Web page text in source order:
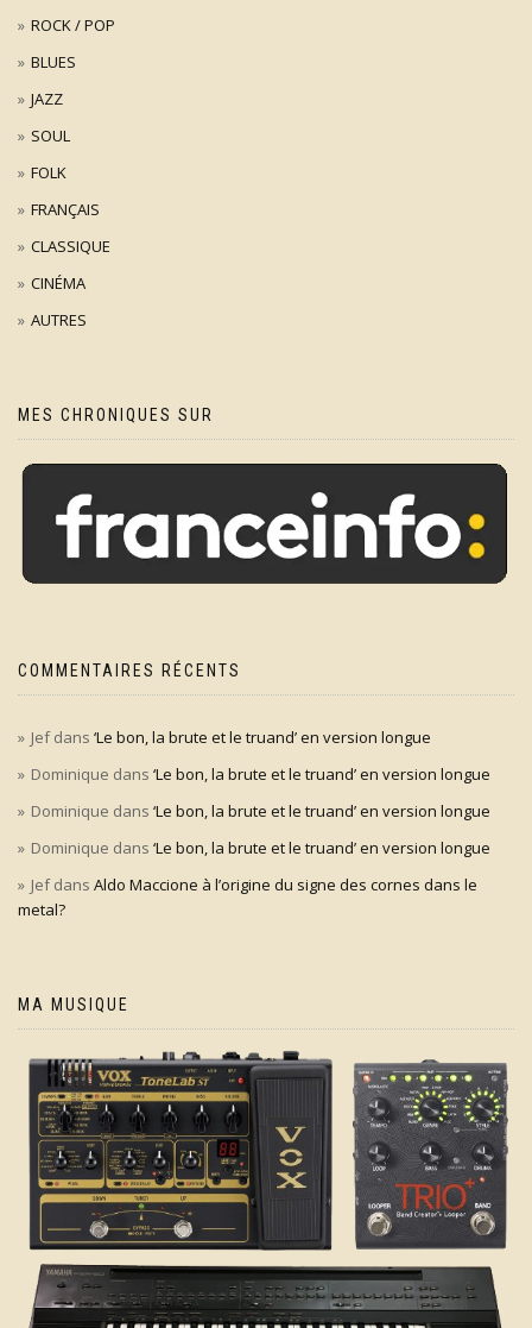
ROCK / POP
BLUES
JAZZ
SOUL
FOLK
FRANÇAIS
CLASSIQUE
CINÉMA
AUTRES
MES CHRONIQUES SUR
COMMENTAIRES RÉCENTS
Jefdans ‘Le bon, la brute et le truand’ en version longue
Dominique dans ‘Le bon, la brute et le truand’ en version longue
Dominique dans ‘Le bon, la brute et le truand’ en version longue
Dominique dans ‘Le bon, la brute et le truand’ en version longue
Jefdans Aldo Maccione à l’origine du signe des cornes dans le
metal?
MA MUSIQUE